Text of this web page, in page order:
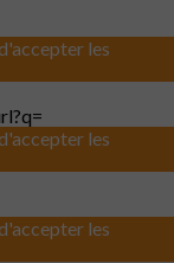
les
les
les